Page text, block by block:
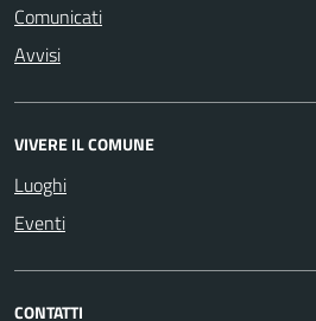
Comunicati
Avvisi
VIVERE IL COMUNE
Luoghi
Eventi
CONTATTI